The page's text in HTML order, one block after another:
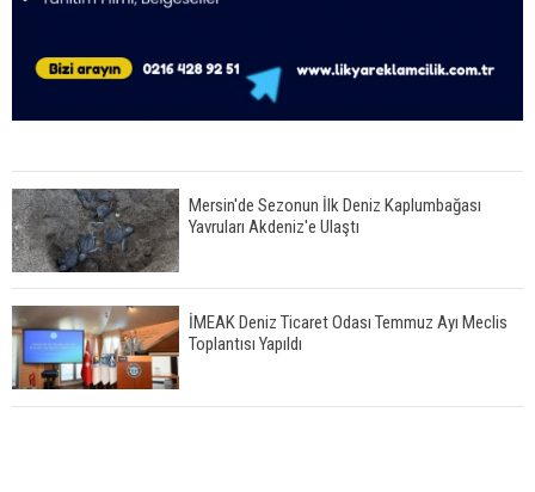
Mersin'de Sezonun İlk Deniz Kaplumbağası
Yavruları Akdeniz'e Ulaştı
İMEAK Deniz Ticaret Odası Temmuz Ayı Meclis
Toplantısı Yapıldı